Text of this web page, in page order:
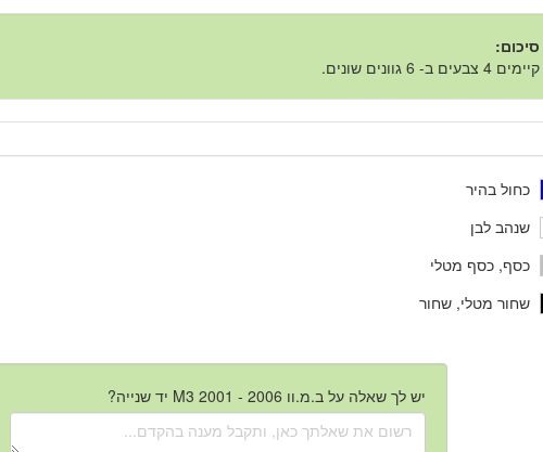
סיכום:
קיימים 4 צבעים ב- 6 גוונים שונים.
כחול בהיר
שנהב לבן
כסף, כסף מטלי
שחור מטלי, שחור
יש לך שאלה על ב.מ.וו M3 2001 - 2006 יד שנייה?